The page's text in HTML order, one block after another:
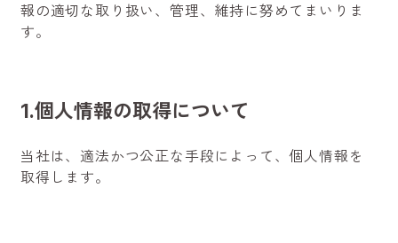
報の適切な取り扱い、管理、維持に努めてまいりま
す。
1.個人情報の取得について
当社は、適法かつ公正な手段によって、個人情報を
取得します。